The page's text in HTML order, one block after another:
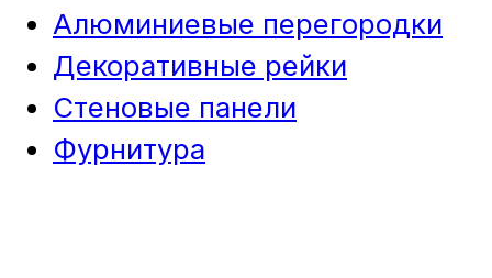
Алюминиевые перегородки
Декоративные рейки
Стеновые панели
Фурнитура